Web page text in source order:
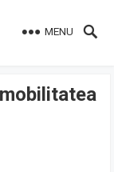
MENU